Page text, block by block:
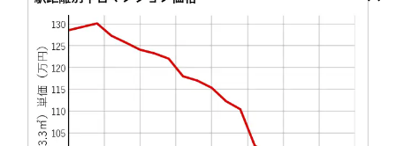
マンションナビで
無料一括査定をする
クリオラベルヴィ船橋
住所
交通
大神宮下駅（5分）、京成船橋駅（10分）、船橋駅
59 夏見台 52万円 53.0%
南三咲
61
62 34万円
63
咲が丘芝山 新高根 高瀬町 高根台
夏見台七林町習志野習志野台西習志野西船二宮飯山満町
東中山 東船橋
前貝塚町前原西前原東丸山三咲緑台湊町南本町南三咲三山
宮本本中山八木が谷薬円台山手山野町若松坪井東
京成船橋駅
大神宮下駅 船橋競馬場駅 原木中山駅
前原駅
薬園台駅習志野駅北習志野駅高根木戸駅高根公団駅
滝不動駅三咲駅二和向台駅東海神駅飯山満駅船橋日大前駅
小室駅